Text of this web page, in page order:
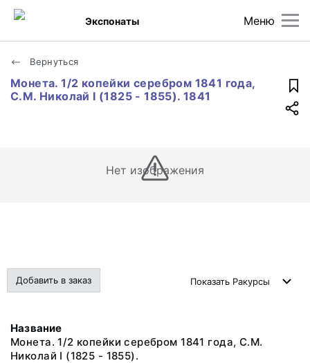
Меню
Экспонаты
Вернуться
Монета. 1/2 копейки серебром 1841 года,
С.М. Николай I (1825 - 1855). 1841
Нет изображения
Добавить в заказ Показать Ракурсы
Название
Монета. 1/2 копейки серебром 1841 года, С.М.
Николай I (1825 - 1855).